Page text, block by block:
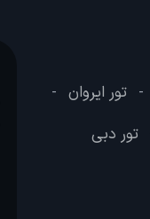
- تور ایروان -
تور دبی